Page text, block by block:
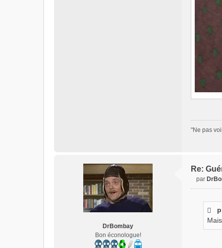
"Ne pas
DrBombay
Bon éconologue!
Re:
par